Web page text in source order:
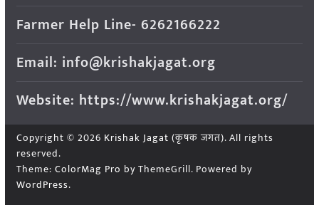
Farmer Help Line- 6262166222
Email: info@krishakjagat.org
Website: https://www.krishakjagat.org/
Copyright © 2026 Krishak Jagat (कृषक जगत). All rights
reserved.
Theme: ColorMag Pro by ThemeGrill. Powered by
WordPress.